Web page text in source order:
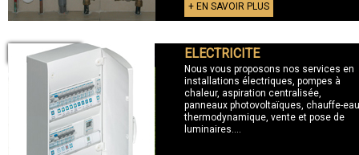
+ EN SAVOIR PLUS
+ ELECTRICITE ELECTRICITE
Nous vous proposons nos services en
installations électriques, pompes à
chaleur, aspiration centralisée,
panneaux photovoltaïques, chauffe-eau
thermodynamique, vente et pose de
luminaires....